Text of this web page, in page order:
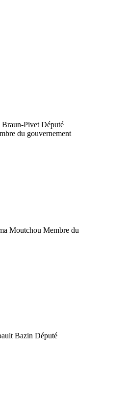
Braun-Pivet Député
du gouvernement
Moutchou Membre du
Bazin Député